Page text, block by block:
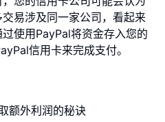
易涉及同一家公司，看起来
使用PayPal将资金存入您的
信用卡来完成支付。